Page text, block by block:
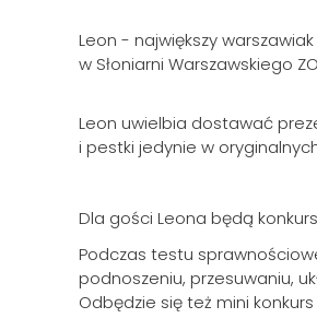
Leon - największy
w Słoniarni Warszawskiego
Leon uwielbia dostawać
i pestki jedynie w
Dla gości Leona będą
Podczas testu
podnoszeniu, przesuwaniu,
Odbędzie się też mini